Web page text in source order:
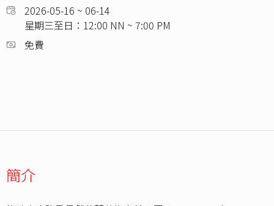
2026-05-16 ~ 06-14
星期三至日：12:00 NN ~ 7:00 PM
免費
簡介